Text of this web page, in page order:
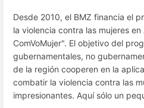
Desde 2010, el BMZ financia el
la violencia contra las mujeres en
ComVoMujer". El objetivo del
gubernamentales, no
de la región cooperen en la
combatir la violencia contra las
impresionantes. Aquí sólo un